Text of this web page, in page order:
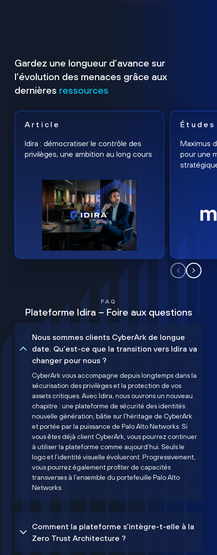
Gardez une longueur d’avance sur
l’évolution des menaces grâce aux
dernières ressources
Article
Idira : démocratiser le contrôle des
privilèges, une ambition au long cours
Études
Maximus
pour une
FAQ
Plateforme Idira – Foire aux questions
Nous sommes clients CyberArk de longue
date. Qu’est-ce que la transition vers Idira va
changer pour nous ?
CyberArk vous accompagne depuis longtemps dans la
sécurisation des privilèges et la protection de vos
assets critiques. Avec Idira, nous ouvrons un nouveau
chapitre : une plateforme de sécurité des identités
nouvelle génération, bâtie sur l’héritage de CyberArk
et portée par la puissance de Palo Alto Networks. Si
vous êtes déjà client CyberArk, vous pourrez continuer
à utiliser la plateforme comme aujourd’hui. Seuls le
logo et l’identité visuelle évolueront. Progressivement,
vous pourrez également profiter de capacités
transverses à l’ensemble du portefeuille Palo Alto
Networks.
Comment la plateforme s’intègre-t-elle à la
Zero Trust Architecture ?